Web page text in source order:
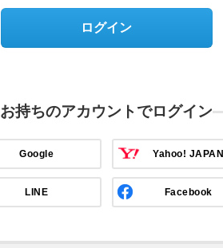
ログイン
お持ちのアカウントでログイン
Google Yahoo! JAPAN
LINE Facebook